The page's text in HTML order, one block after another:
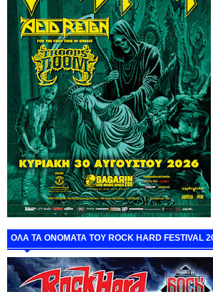
ΟΛΑ ΤΑ ΟΝΟΜΑΤΑ ΤΟΥ ROCK HARD FESTIVAL